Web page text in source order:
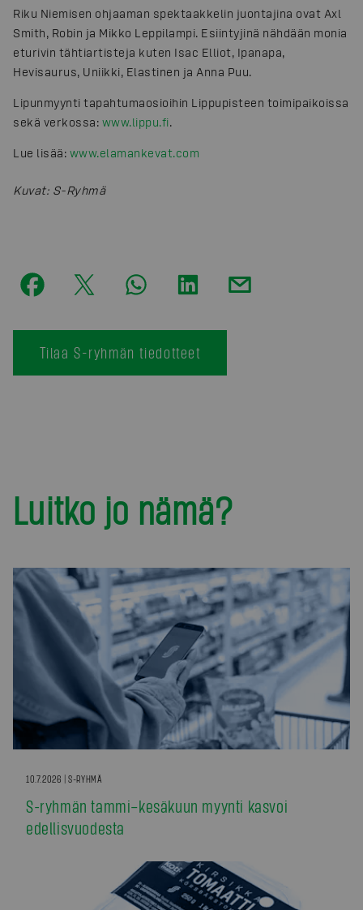
Riku Niemisen ohjaaman spektaakkelin juontajina ovat Axl
Smith, Robin ja Mikko Leppilampi. Esiintyjinä nähdään monia
eturivin tähtiartisteja kuten Isac Elliot, Ipanapa,
Hevisaurus, Uniikki, Elastinen ja Anna Puu.
Lipunmyynti tapahtumaosioihin Lippupisteen toimipaikoissa
sekä verkossa: www.lippu.fi.
Lue lisää: www.elamankevat.com
Kuvat: S-Ryhmä
Tilaa S-ryhmän tiedotteet
Luitko jo nämä?
10.7.2026 | S-RYHMÄ
S-ryhmän tammi–kesäkuun myynti kasvoi
edellisvuodesta